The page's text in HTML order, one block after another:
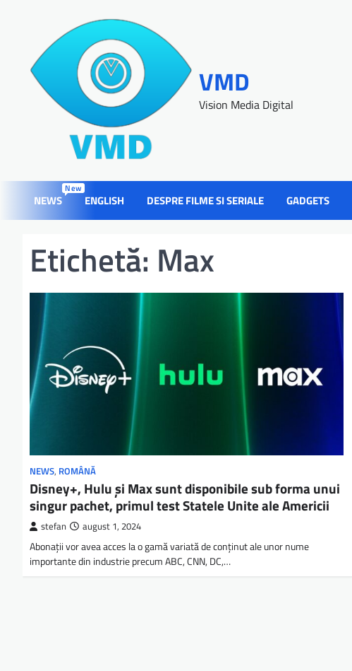
VMD
Vision Media Digital
NEWS
New
ENGLISH DESPRE FILME SI SERIALE GADGETS
Etichetă: Max
NEWS, ROMÂNĂ
Disney+, Hulu şi Max sunt disponibile sub forma unui
singur pachet, primul test Statele Unite ale Americii
stefan august 1, 2024
Abonaţii vor avea acces la o gamă variată de conţinut ale unor nume
importante din industrie precum ABC, CNN, DC,…